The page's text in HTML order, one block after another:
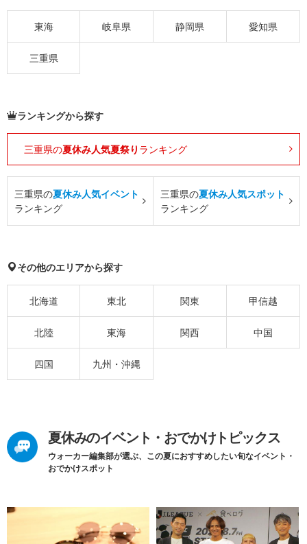
東海 岐阜県 静岡県 愛知県
三重県
ランキングから探す
三重県の夏休み人気夏祭り ランキング
三重県の夏休み人気イベント
ランキング
三重県の夏休み人気スポット
ランキング
その他のエリアから探す
北海道 東北 関東 甲信越
北陸 東海 関西 中国
四国 九州・沖縄
夏休みのイベント・おでかけトピックス
ウォーカー編集部が選ぶ、この夏におすすめしたい旬なイベント・
おでかけスポット